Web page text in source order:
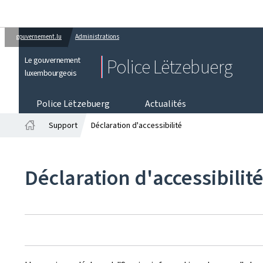
gouvernement.lu Administrations
Le gouvernement
luxembourgeois
Police Lëtzebuerg
Police Lëtzebuerg
Actualités
Support Déclaration d'accessibilité
Déclaration d'accessibilité